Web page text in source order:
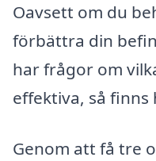
Oavsett om du
förbättra din
har frågor om
effektiva, så finns
Genom att få tre